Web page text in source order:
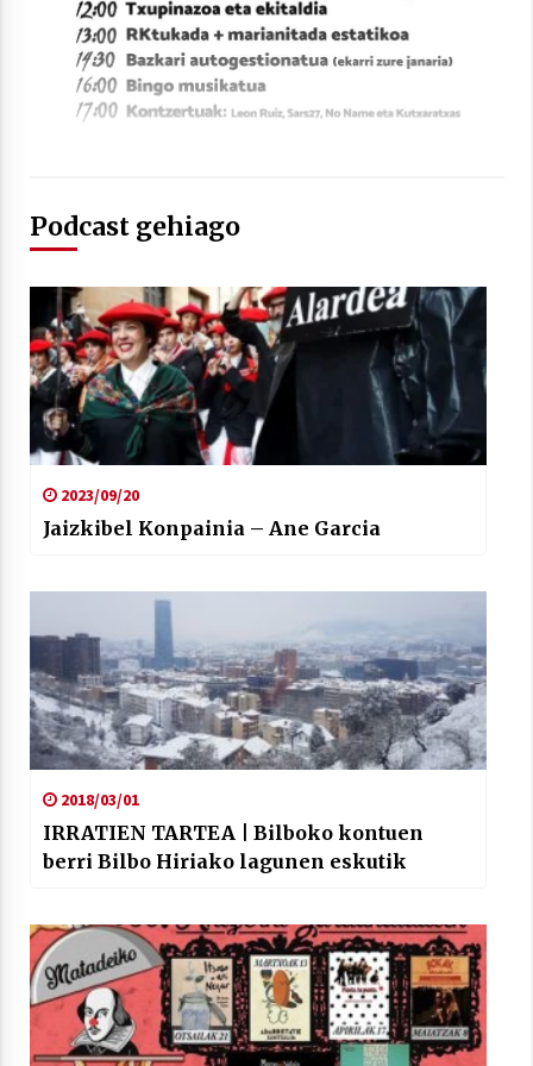
Podcast gehiago
2023/09/20
Jaizkibel Konpainia – Ane Garcia
2018/03/01
IRRATIEN TARTEA | Bilboko kontuen
berri Bilbo Hiriako lagunen eskutik